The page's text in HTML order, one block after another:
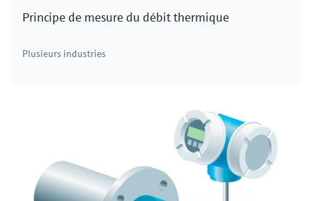
Principe de mesure du débit thermique
Plusieurs industries